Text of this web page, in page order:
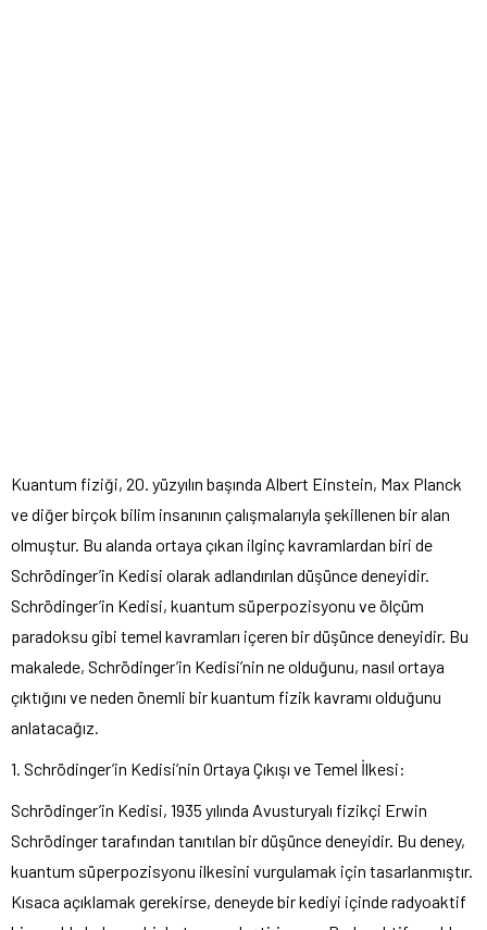
Kuantum fiziği, 20. yüzyılın başında Albert Einstein, Max Planck
ve diğer birçok bilim insanının çalışmalarıyla şekillenen bir alan
olmuştur. Bu alanda ortaya çıkan ilginç kavramlardan biri de
Schrödinger’in Kedisi olarak adlandırılan düşünce deneyidir.
Schrödinger’in Kedisi, kuantum süperpozisyonu ve ölçüm
paradoksu gibi temel kavramları içeren bir düşünce deneyidir. Bu
makalede, Schrödinger’in Kedisi’nin ne olduğunu, nasıl ortaya
çıktığını ve neden önemli bir kuantum fizik kavramı olduğunu
anlatacağız.
1. Schrödinger’in Kedisi’nin Ortaya Çıkışı ve Temel İlkesi:
Schrödinger’in Kedisi, 1935 yılında Avusturyalı fizikçi Erwin
Schrödinger tarafından tanıtılan bir düşünce deneyidir. Bu deney,
kuantum süperpozisyonu ilkesini vurgulamak için tasarlanmıştır.
Kısaca açıklamak gerekirse, deneyde bir kediyi içinde radyoaktif